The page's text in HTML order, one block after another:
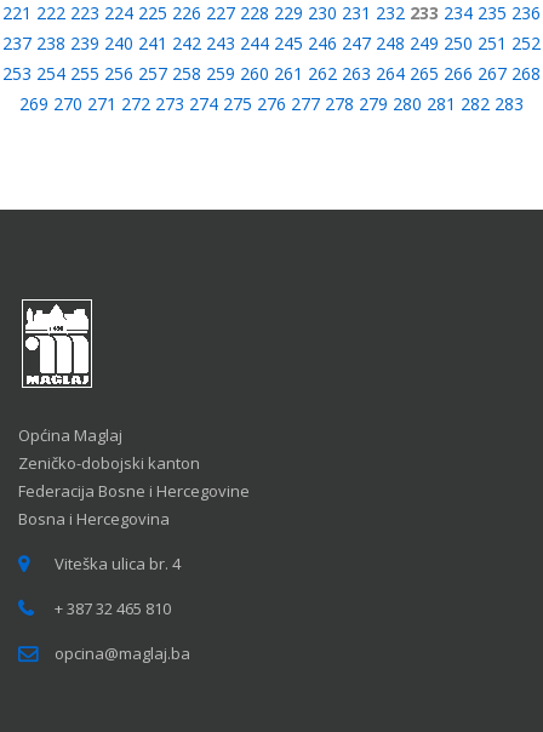
221 222 223 224 225 226 227 228 229 230 231 232 233 234 235 236
237 238 239 240 241 242 243 244 245 246 247 248 249 250 251 252
253 254 255 256 257 258 259 260 261 262 263 264 265 266 267 268
269 270 271 272 273 274 275 276 277 278 279 280 281 282 283
Općina Maglaj
Zeničko-dobojski kanton
Federacija Bosne i Hercegovine
Bosna i Hercegovina
Viteška ulica br. 4
+ 387 32 465 810
opcina@maglaj.ba